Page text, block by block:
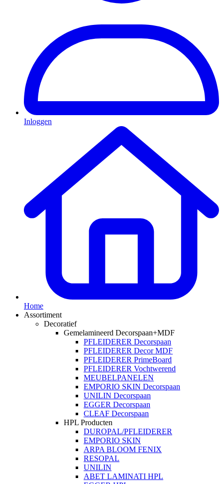
Inloggen
Home
Assortiment
Decoratief
Gemelamineerd Decorspaan+MDF
PFLEIDERER Decorspaan
PFLEIDERER Decor MDF
PFLEIDERER PrimeBoard
PFLEIDERER Vochtwerend
MEUBELPANELEN
EMPORIO SKIN Decorspaan
UNILIN Decorspaan
EGGER Decorspaan
CLEAF Decorspaan
HPL Producten
DUROPAL/PFLEIDERER
EMPORIO SKIN
ARPA BLOOM FENIX
RESOPAL
UNILIN
ABET LAMINATI HPL